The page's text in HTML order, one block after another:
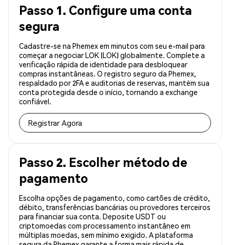
Passo 1. Configure uma conta
segura
Cadastre-se na Phemex em minutos com seu e-mail para
começar a negociar LOK (LOK) globalmente. Complete a
verificação rápida de identidade para desbloquear
compras instantâneas. O registro seguro da Phemex,
respaldado por 2FA e auditorias de reservas, mantém sua
conta protegida desde o início, tornando a exchange
confiável.
Registrar Agora
Passo 2. Escolher método de
pagamento
Escolha opções de pagamento, como cartões de crédito,
débito, transferências bancárias ou provedores terceiros
para financiar sua conta. Deposite USDT ou
criptomoedas com processamento instantâneo em
múltiplas moedas, sem mínimo exigido. A plataforma